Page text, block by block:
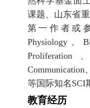
课题、山东省
第一作者或
Physiology、
Proliferation
Communication、
等国际知名 SCI
教育经历